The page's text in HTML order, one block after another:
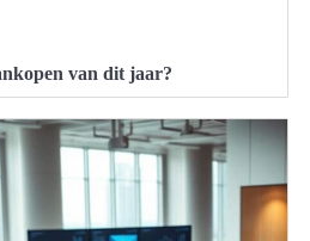
van dit jaar?